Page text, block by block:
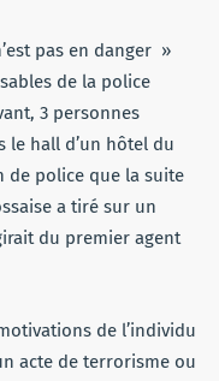
pas en danger »
de la police
3 personnes
le hall d’un hôtel du
de police que la suite
a tiré sur un
du premier agent
de l’individu
acte de terrorisme ou